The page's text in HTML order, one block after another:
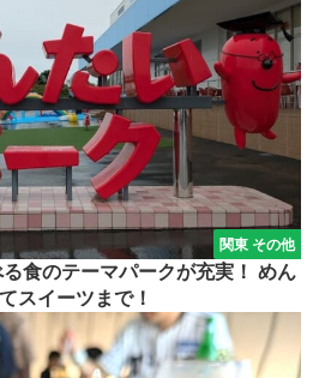
関東 その他
食のテーマパークが充実！ めん
スイーツまで！